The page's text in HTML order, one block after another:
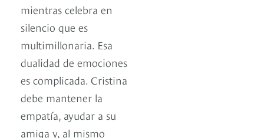
mientras celebra en
silencio que es
multimillonaria. Esa
dualidad de emociones
es complicada. Cristina
debe mantener la
empatía, ayudar a su
amiga y, al mismo